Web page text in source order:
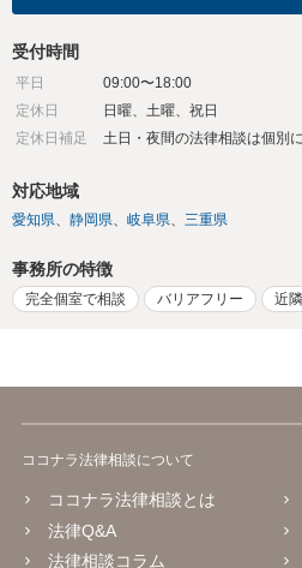
受付時間
平日
09:00〜18:00
定休日
日曜、土曜、祝日
定休日補足
土日・夜間の法律相談は個別
対応地域
愛知県 静岡県 岐阜県 三重県
事務所の特徴
完全個室で相談 バリアフリー 近
ココナラ法律相談について
ココナラ法律相談とは
法律Q&A
法律相談コラム